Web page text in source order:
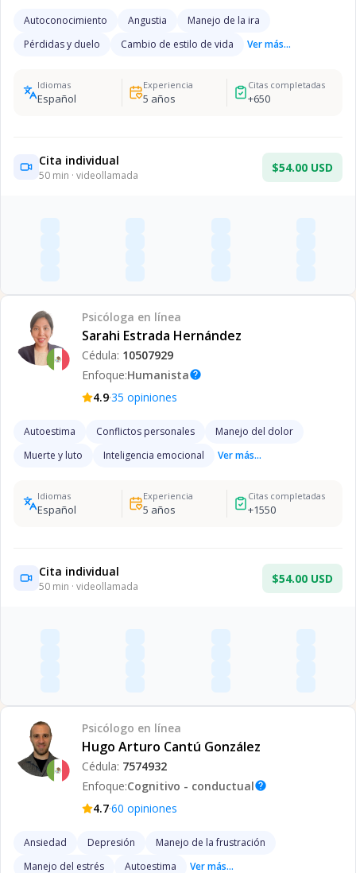
Autoconocimiento Angustia
Manejo de la ira
Pérdidas y duelo
Cambio de estilo de vida Ver más...
Idiomas
Español
Experiencia
5 años
Citas completadas
+650
Cita individual
50 min · videollamada
$54.00 USD
Psicóloga en línea
Sarahi Estrada Hernández
Cédula: 10507929
Enfoque:Humanistahelp
4.9·35 opiniones
Autoestima Conflictos personales
Manejo del dolor
Muerte y luto
Inteligencia emocional Ver más...
Idiomas
Español
Experiencia
5 años
Citas completadas
+1550
Cita individual
50 min · videollamada
$54.00 USD
Psicólogo en línea
Hugo Arturo Cantú González
Cédula: 7574932
Enfoque:Cognitivo - conductualhelp
4.7·60 opiniones
Ansiedad Depresión
Manejo de la frustración
Manejo del estrés
Autoestima Ver más...